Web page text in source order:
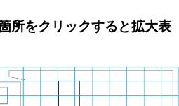
所をクリックすると拡大表